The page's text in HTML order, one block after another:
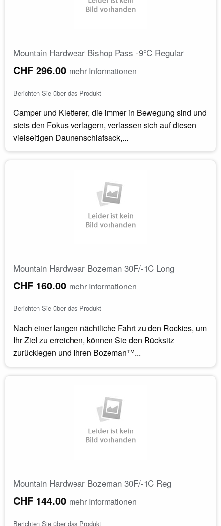
Mountain Hardwear Bishop Pass -9°C Regular
CHF 296.00 mehr Informationen
Berichten Sie über das Produkt
Camper und Kletterer, die immer in Bewegung sind und
stets den Fokus verlagern, verlassen sich auf diesen
vielseitigen Daunenschlafsack,...
Mountain Hardwear Bozeman 30F/-1C Long
CHF 160.00 mehr Informationen
Berichten Sie über das Produkt
Nach einer langen nächtliche Fahrt zu den Rockies, um
Ihr Ziel zu erreichen, können Sie den Rücksitz
zurücklegen und Ihren Bozeman™...
Mountain Hardwear Bozeman 30F/-1C Reg
CHF 144.00 mehr Informationen
Berichten Sie über das Produkt